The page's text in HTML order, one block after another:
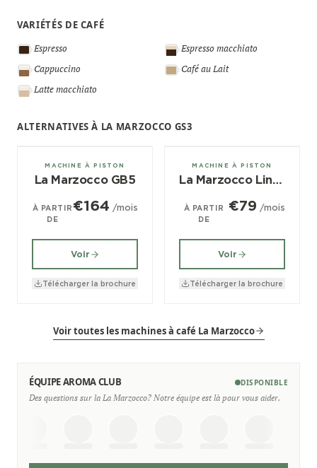
VARIÉTÉS DE CAFÉ
Espresso
Espresso macchiato
Cappuccino
Café au Lait
Latte macchiato
ALTERNATIVES À LA MARZOCCO GS3
2, 3 groupes
MACHINE À PISTON
La Marzocco GB5
À PARTIR
DE
€164 /mois
Voir
Télécharger la brochure
1 groupes
MACHINE À PISTON
La Marzocco Linea Mini
À PARTIR
DE
€79 /mois
Voir
Télécharger la brochure
Voir toutes les machines à café La Marzocco
ÉQUIPE AROMA CLUB DISPONIBLE
Des questions sur la La Marzocco? Notre équipe est là pour vous aider.